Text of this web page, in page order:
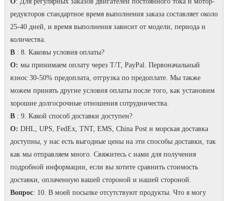
редукторов стандартное время выполнения заказа составляет около
25-40 дней, и время выполнения зависит от модели, периода и
количества.
В: 8. Каковы условия оплаты?
О: мы принимаем оплату через T/T, PayPal. Первоначальный
взнос 30-50% предоплата, отгрузка по предоплате. Мы также
можем принять другие условия оплаты после того, как установим
хорошие долгосрочные отношения сотрудничества.
В: 9. Какой способ доставки доступен?
О: DHL, UPS, FedEx, TNT, EMS, China Post и морская доставка
доступны, у нас есть выгодные цены на эти способы доставки, так
как мы отправляем много. Свяжитесь с нами для получения
подробной информации, если вы хотите сравнить стоимость
доставки, оплаченную вашей стороной и нашей стороной.
Вопрос: 10. В моей посылке отсутствуют продукты. Что я могу